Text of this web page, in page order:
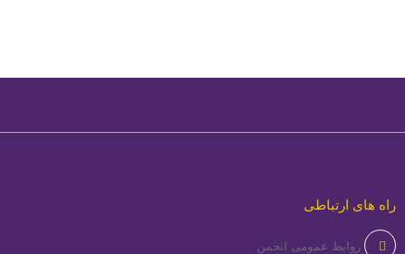
راه های ارتباطی
روابط عمومی انجمن